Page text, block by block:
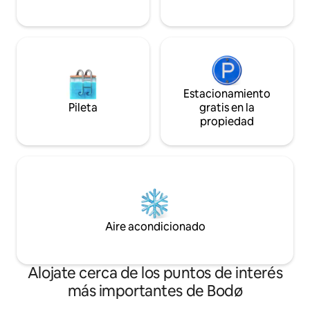
Pileta
Estacionamiento
gratis en la
propiedad
Aire acondicionado
Alojate cerca de los puntos de interés
más importantes de Bodø